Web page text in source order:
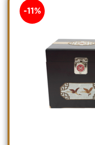
-11%